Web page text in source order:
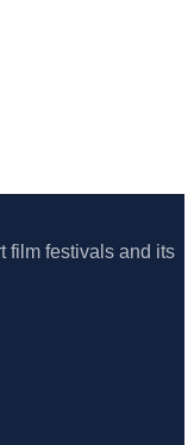
film festivals and its